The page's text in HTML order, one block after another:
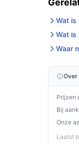
Wat is
Wat is
Waar
Over
Prijzen
Bij
Onze
Laatst